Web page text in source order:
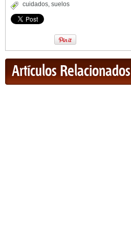
cuidados, suelos
Artículos Relacionados